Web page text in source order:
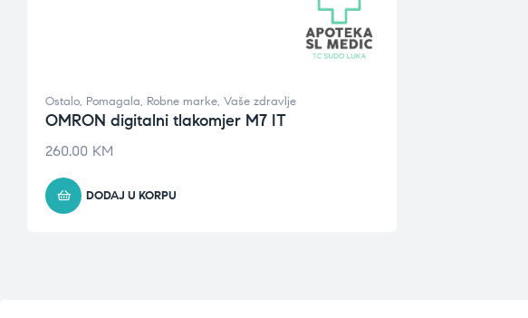
Ostalo, Pomagala, Robne marke, Vaše zdravlje
OMRON digitalni tlakomjer M7 IT
260.00 KM
DODAJ U KORPU